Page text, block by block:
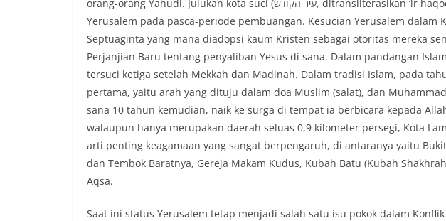
orang-orang Yahudi. Julukan kota suci (עיר הקודש, ditransliterasikan ‘ir haqodesh) mungkin disematkan ke
Yerusalem pada pasca-periode pembuangan. Kesucian Yerusalem dalam
Septuaginta yang mana diadopsi kaum Kristen sebagai otoritas mereka
Perjanjian Baru tentang penyaliban Yesus di sana. Dalam pandangan
tersuci ketiga setelah Mekkah dan Madinah. Dalam tradisi Islam, pada
pertama, yaitu arah yang dituju dalam doa Muslim (salat), dan
sana 10 tahun kemudian, naik ke surga di tempat ia berbicara kepada
walaupun hanya merupakan daerah seluas 0,9 kilometer persegi, Kota
arti penting keagamaan yang sangat berpengaruh, di antaranya yaitu
dan Tembok Baratnya, Gereja Makam Kudus, Kubah Batu (Kubah
Aqsa.
Saat ini status Yerusalem tetap menjadi salah satu isu pokok dalam